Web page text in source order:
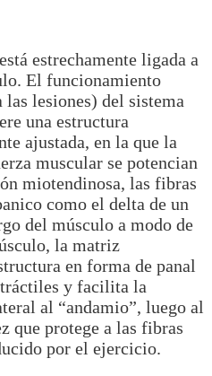
estrechamente ligada a
El funcionamiento
lesiones) del sistema
una estructura
ajustada, en la que la
muscular se potencian
miotendinosa, las fibras
como el delta de un
del músculo a modo de
la matriz
en forma de panal
y facilita la
al “andamio”, luego al
que protege a las fibras
por el ejercicio.